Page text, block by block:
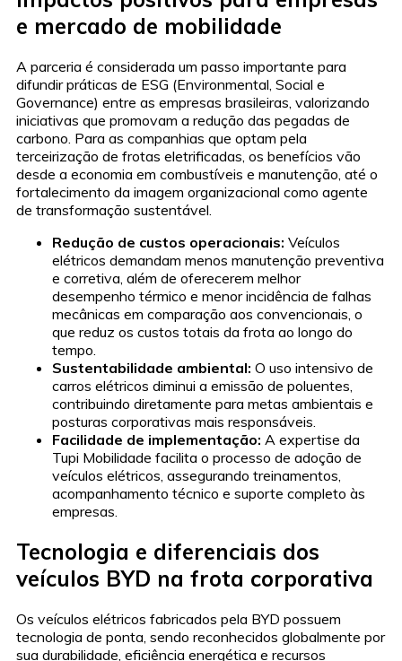
e mercado de mobilidade
A parceria é considerada um passo importante para
difundir práticas de ESG (Environmental, Social e
Governance) entre as empresas brasileiras, valorizando
iniciativas que promovam a redução das pegadas de
carbono. Para as companhias que optam pela
terceirização de frotas eletrificadas, os benefícios vão
desde a economia em combustíveis e manutenção, até o
fortalecimento da imagem organizacional como agente
de transformação sustentável.
Redução de custos operacionais: Veículos
elétricos demandam menos manutenção preventiva
e corretiva, além de oferecerem melhor
desempenho térmico e menor incidência de falhas
mecânicas em comparação aos convencionais, o
que reduz os custos totais da frota ao longo do
tempo.
Sustentabilidade ambiental: O uso intensivo de
carros elétricos diminui a emissão de poluentes,
contribuindo diretamente para metas ambientais e
posturas corporativas mais responsáveis.
Facilidade de implementação: A expertise da
Tupi Mobilidade facilita o processo de adoção de
veículos elétricos, assegurando treinamentos,
acompanhamento técnico e suporte completo às
empresas.
Tecnologia e diferenciais dos
veículos BYD na frota corporativa
Os veículos elétricos fabricados pela BYD possuem
tecnologia de ponta, sendo reconhecidos globalmente por
sua durabilidade, eficiência energética e recursos